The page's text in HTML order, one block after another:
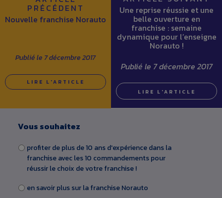
PRÉCÉDENT
Nouvelle franchise Norauto
Publié le 7 décembre 2017
LIRE L'ARTICLE
Une reprise réussie et une
belle ouverture en
franchise : semaine
dynamique pour l’enseigne
Norauto !
Publié le 7 décembre 2017
LIRE L'ARTICLE
Vous souhaitez
profiter de plus de 10 ans d'expérience dans la
franchise avec les 10 commandements pour
réussir le choix de votre franchise !
en savoir plus sur la franchise Norauto